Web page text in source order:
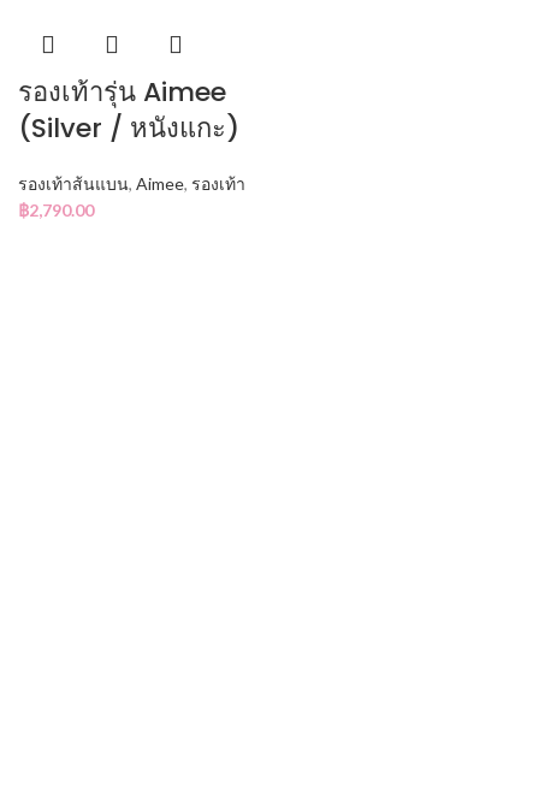
รองเท้ารุ่น Aimee
(Silver / หนังแกะ)
รองเท้าส้นแบน, Aimee, รองเท้า
฿2,790.00